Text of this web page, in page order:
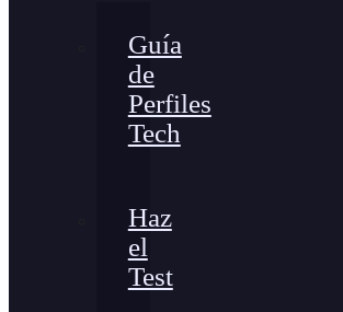
Guía
de
Perfiles
Tech
Haz
el
Test